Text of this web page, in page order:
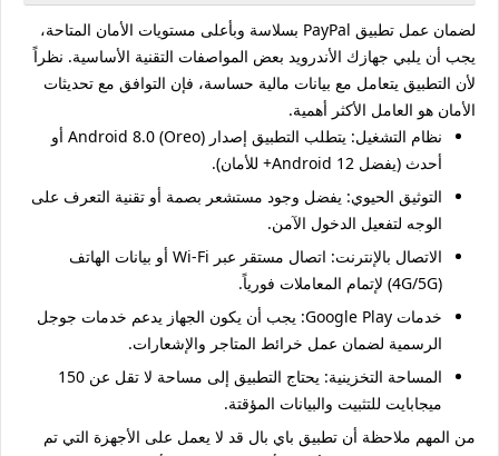
لضمان عمل تطبيق PayPal بسلاسة وبأعلى مستويات الأمان المتاحة،
يجب أن يلبي جهازك الأندرويد بعض المواصفات التقنية الأساسية. نظراً
لأن التطبيق يتعامل مع بيانات مالية حساسة، فإن التوافق مع تحديثات
الأمان هو العامل الأكثر أهمية.
نظام التشغيل:
يتطلب التطبيق إصدار Android 8.0 (Oreo) أو
أحدث (يفضل Android 12+ للأمان).
التوثيق الحيوي: يفضل وجود مستشعر بصمة أو تقنية التعرف على
الوجه لتفعيل الدخول الآمن.
الاتصال بالإنترنت:
اتصال مستقر عبر Wi-Fi أو بيانات الهاتف
(4G/5G) لإتمام المعاملات فورياً.
خدمات Google Play:
يجب أن يكون الجهاز يدعم خدمات جوجل
الرسمية لضمان عمل خرائط المتاجر والإشعارات.
المساحة التخزينية:
يحتاج التطبيق إلى مساحة لا تقل عن 150
ميجابايت للتثبيت والبيانات المؤقتة.
من المهم ملاحظة أن تطبيق باي بال قد لا يعمل على الأجهزة التي تم